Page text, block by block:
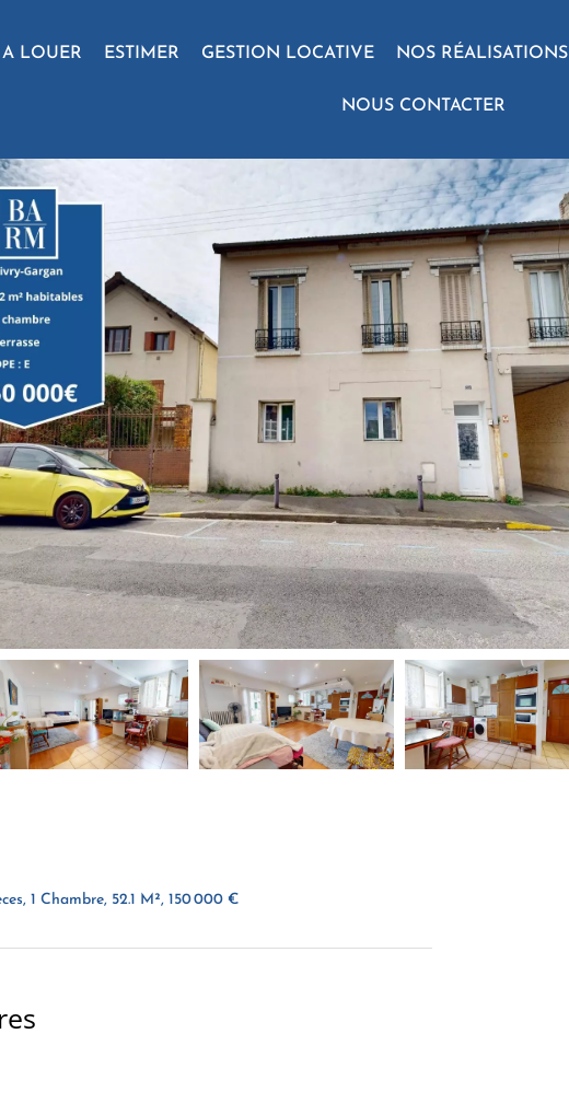
A LOUER ESTIMER GESTION LOCATIVE NOS RÉALISATIONS
NOUS CONTACTER
1 Chambre, 52.1 M², 150 000 €